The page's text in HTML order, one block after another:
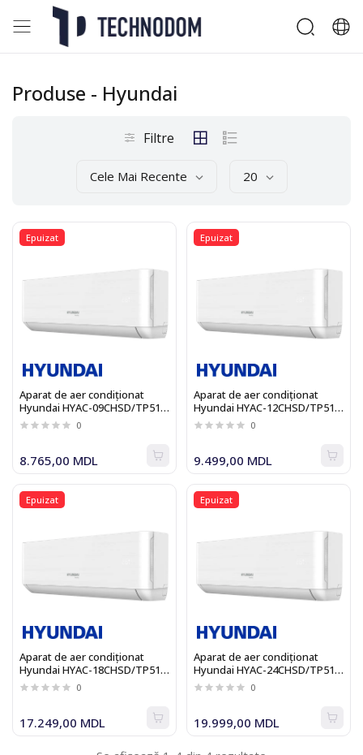
Produse - Hyundai
Filtre
Cele Mai Recente 20
Epuizat
Aparat de aer condiționat
Hyundai HYAC-09CHSD/TP51I
Inverter
0
8.765,00 MDL
Epuizat
Aparat de aer condiționat
Hyundai HYAC-12CHSD/TP51I
Inverter
0
9.499,00 MDL
Epuizat
Aparat de aer condiționat
Hyundai HYAC-18CHSD/TP51I
Inverter
0
17.249,00 MDL
Epuizat
Aparat de aer condiționat
Hyundai HYAC-24CHSD/TP51I
Inverter
0
19.999,00 MDL